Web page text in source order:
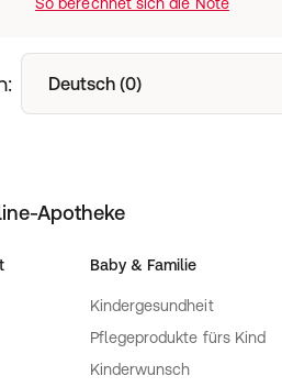
Deutsch (0)
Apotheke
Baby & Familie
Kindergesundheit
Pflegeprodukte fürs Kind
Kinderwunsch